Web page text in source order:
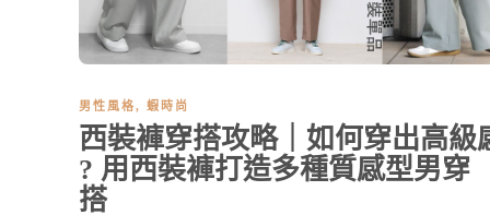
男性風格, 蝦時尚
西裝褲穿搭攻略｜如何穿出高級
? 用西裝褲打造多種質感型男穿
搭